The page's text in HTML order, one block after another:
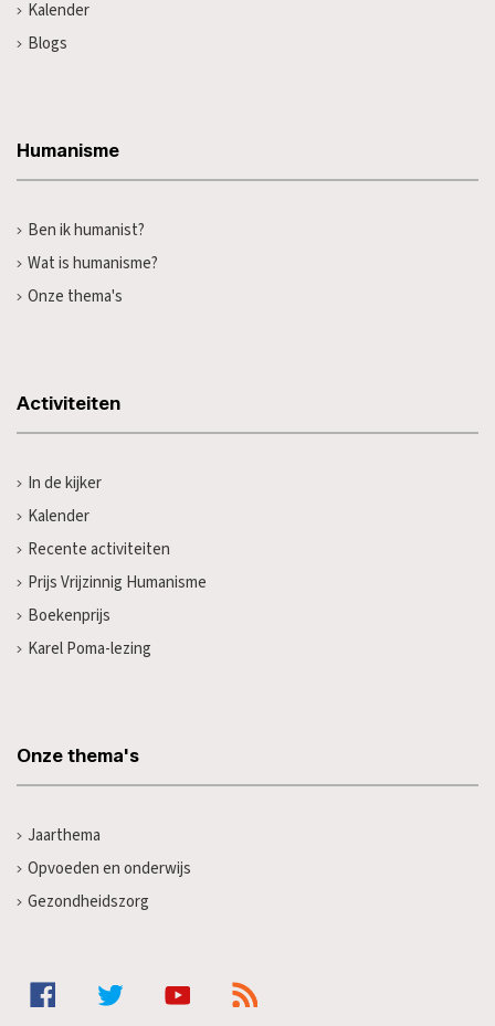
Kalender
Blogs
Humanisme
Ben ik humanist?
Wat is humanisme?
Onze thema's
Activiteiten
In de kijker
Kalender
Recente activiteiten
Prijs Vrijzinnig Humanisme
Boekenprijs
Karel Poma-lezing
Onze thema's
Jaarthema
Opvoeden en onderwijs
Gezondheidszorg